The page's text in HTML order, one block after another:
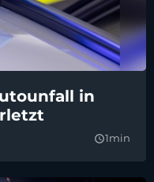
in
query_builder1min